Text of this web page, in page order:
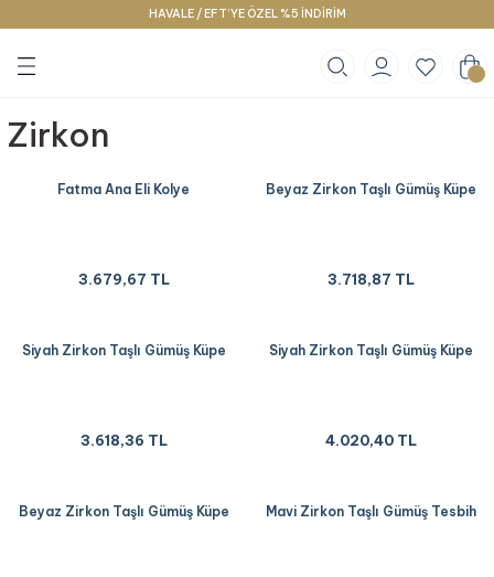
HAVALE / EFT’YE ÖZEL %5 İNDİRİM
Geri Dön
Geri Dön
Geri Dön
Zirkon
Fatma Ana Eli Kolye
3.679,67 TL
Beyaz Zirkon Taşlı Gümüş Küpe
3.718,87 TL
Siyah Zirkon Taşlı Gümüş Küpe
3.618,36 TL
Siyah Zirkon Taşlı Gümüş Küpe
4.020,40 TL
Beyaz Zirkon Taşlı Gümüş Küpe Mavi Zirkon Taşlı Gümüş Tesbih